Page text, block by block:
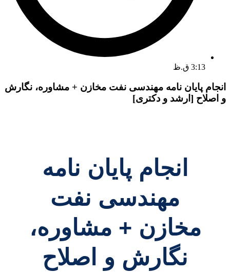
3:13 ق.ظ
انجام پایان نامه مهندسی نفت مخازن + مشاوره، نگارش
و اصلاح [ارشد و دکتری]
انجام پایان نامه
مهندسی نفت
مخازن + مشاوره،
نگارش و اصلاح